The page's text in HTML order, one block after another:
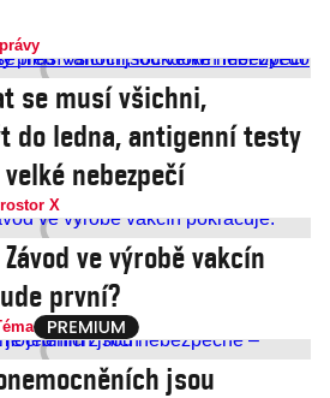
se musí všichni,
do ledna, antigenní testy
nebezpečí
X
ve výrobě vakcín
první?
jsou